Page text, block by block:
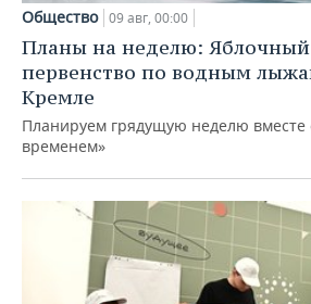
Общество 09 авг, 00:00
Планы на неделю: Яблочный
первенство по водным
Кремле
Планируем грядущую неделю вместе
временем»